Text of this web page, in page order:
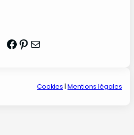
Facebook Pinterest Mail
Cookies | Mentions légales